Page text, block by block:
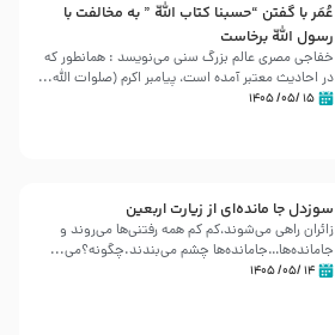
عُمَر با گفتن “حسبنا كتاب اللّه ” به مخالفت با
رسول اللّه برخاست
خفاجی مصری عالم بزرگ سنی می‌نویسد : همانطور که
در احادیث معتبر آمده است، پیامبر اکرم (صلوات اللّه...
۱۵ /۰۵/ ۱۴۰۵
سوزدل جا مانده‌ای از زیارت اربعین
زائران راهی می‌شوند،کم‌ کم همه رفتنی‌ها می‌روند و
جامانده‌ها…جامانده‌ها چشم می‌بندند.چگونه؟می‌...
۱۴ /۰۵/ ۱۴۰۵